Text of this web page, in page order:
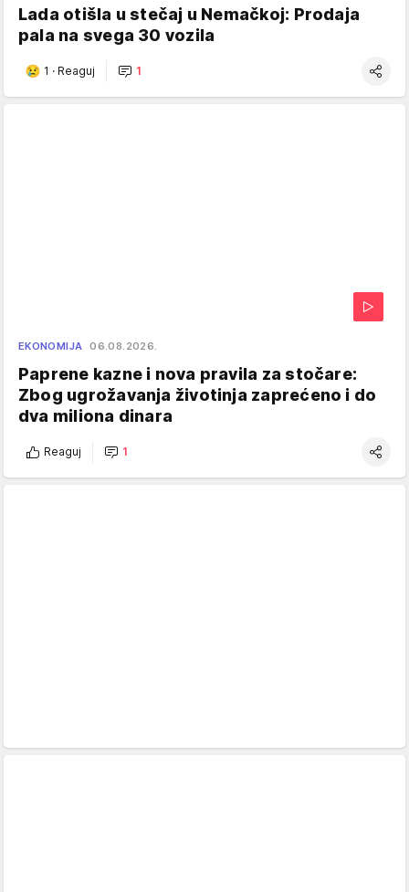
Lada otišla u stečaj u Nemačkoj: Prodaja
pala na svega 30 vozila
1 · Reaguj 1
EKONOMIJA 06.08.2026.
Paprene kazne i nova pravila za stočare:
Zbog ugrožavanja životinja zaprećeno i do
dva miliona dinara
Reaguj 1